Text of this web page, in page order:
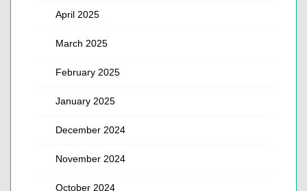
April 2025
March 2025
February 2025
January 2025
December 2024
November 2024
October 2024